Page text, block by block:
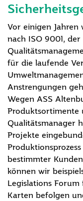
Vor einigen
nach ISO 9001,
für die laufende
Anstrengungen
Wegen ASS
Produktsortimente
Qualitätsmanager
Projekte
bestimmter
können wir
Legislations
Karten befolgen